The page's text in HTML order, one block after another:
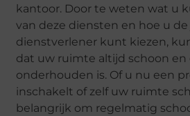
kantoor. Door te weten wat u
van deze diensten en hoe u
dienstverlener kunt kiezen,
dat uw ruimte altijd schoon en
onderhouden is. Of u nu een
inschakelt of zelf uw ruimte
belangrijk om regelmatig